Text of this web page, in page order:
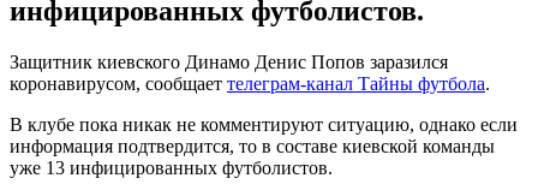
инфицированных футболистов.
Защитник киевского Динамо Денис Попов заразился
коронавирусом, сообщает телеграм-канал Тайны футбола.
В клубе пока никак не комментируют ситуацию, однако если
информация подтвердится, то в составе киевской команды
уже 13 инфицированных футболистов.